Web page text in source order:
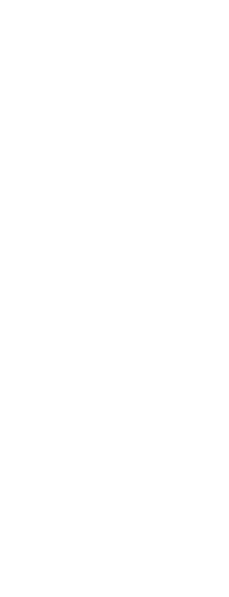
Salah
fanúšikovia